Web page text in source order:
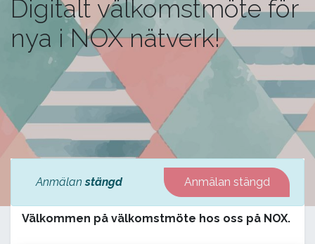
Digitalt välkomstmöte för
nya i NOX nätverk!
Anmälanstängd Anmälan stängd
Välkommen på välkomstmöte hos oss på NOX.